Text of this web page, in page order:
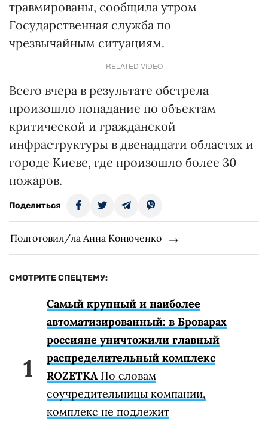
травмированы, сообщила утром
Государственная служба по
чрезвычайным ситуациям.
RELATED VIDEO
Всего вчера в результате обстрела
произошло попадание по объектам
критической и гражданской
инфраструктуры в двенадцати областях и
городе Киеве, где произошло более 30
пожаров.
Поделиться
Подготовил/ла Анна Конюченко
СМОТРИТЕ СПЕЦТЕМУ:
Самый крупный и наиболее
автоматизированный: в Броварах
россияне уничтожили главный
распределительный комплекс
ROZETKA По словам
соучредительницы компании,
комплекс не подлежит